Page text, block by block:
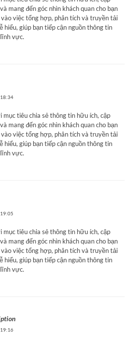
mang đến góc nhìn khách quan cho bạn
việc tổng hợp, phân tích và truyền tải
hiểu, giúp bạn tiếp cận nguồn thông tin
vực.
tiêu chia sẻ thông tin hữu ích, cập
mang đến góc nhìn khách quan cho bạn
việc tổng hợp, phân tích và truyền tải
hiểu, giúp bạn tiếp cận nguồn thông tin
vực.
tiêu chia sẻ thông tin hữu ích, cập
mang đến góc nhìn khách quan cho bạn
việc tổng hợp, phân tích và truyền tải
hiểu, giúp bạn tiếp cận nguồn thông tin
vực.